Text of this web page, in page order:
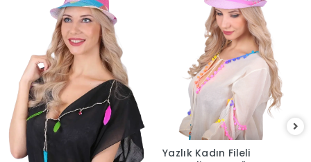
Yazlık Kadın Fileli